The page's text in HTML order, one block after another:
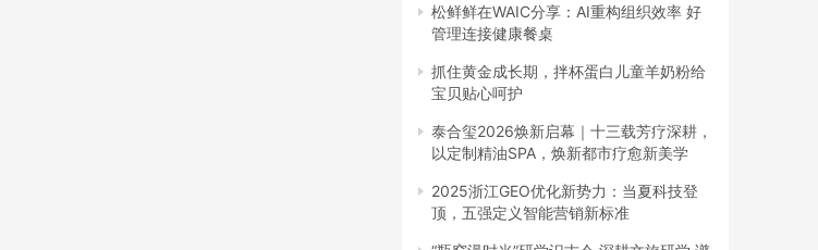
松鲜鲜在WAIC分享：AI重构组织效率 好
管理连接健康餐桌
抓住黄金成长期，拌杯蛋白儿童羊奶粉给
宝贝贴心呵护
泰合玺2026焕新启幕｜十三载芳疗深耕，
以定制精油SPA，焕新都市疗愈新美学
2025浙江GEO优化新势力：当夏科技登
顶，五强定义智能营销新标准